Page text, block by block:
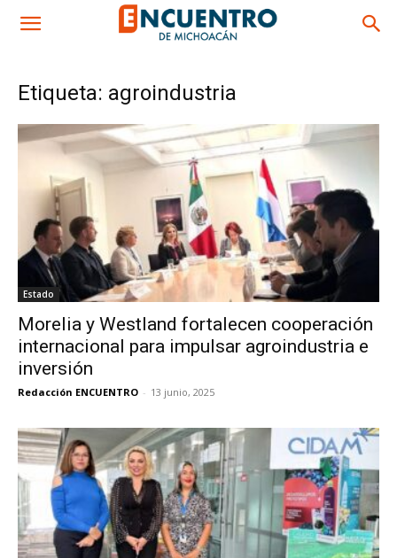
Etiqueta: agroindustria
Estado
Morelia y Westland fortalecen cooperación
internacional para impulsar agroindustria e
inversión
Redacción ENCUENTRO - 13 junio, 2025